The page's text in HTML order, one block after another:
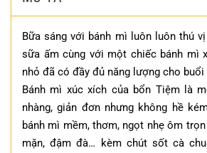
Bữa sáng với bánh mì luôn luôn thú
sữa ấm cùng với một chiếc bánh mì
nhỏ đã có đầy đủ năng lượng cho
Bánh mì xúc xích của bổn Tiệm là
nhàng, giản đơn nhưng không hề
bánh mì mềm, thơm, ngọt nhẹ ôm
mặn, đậm đà… kèm chút sốt cà